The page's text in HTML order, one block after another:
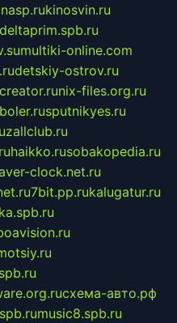
kinosvin.ru
deltaprim.spb.ru
multiki-online.com
detskiy-ostrov.ru
nix-files.org.ru
sputnikyes.ru
zallclub.ru
haikko.rusobakopedia.ru
clock.net.ru
7bit.pp.rukalugatur.ru
схема-авто.рф
music8.spb.ru